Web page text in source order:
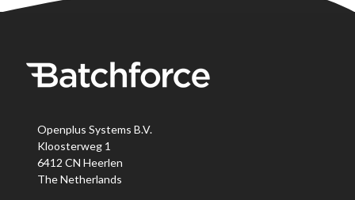
Openplus Systems B.V.
Kloosterweg 1
6412 CN Heerlen
The Netherlands